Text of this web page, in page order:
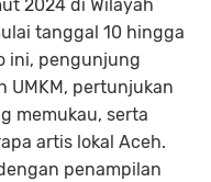
2024 di Wilayah
tanggal 10 hingga
ini, pengunjung
UMKM, pertunjukan
memukau, serta
artis lokal Aceh.
penampilan